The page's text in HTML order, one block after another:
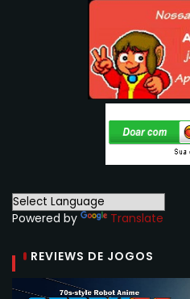
Powered by Translate
REVIEWS DE JOGOS